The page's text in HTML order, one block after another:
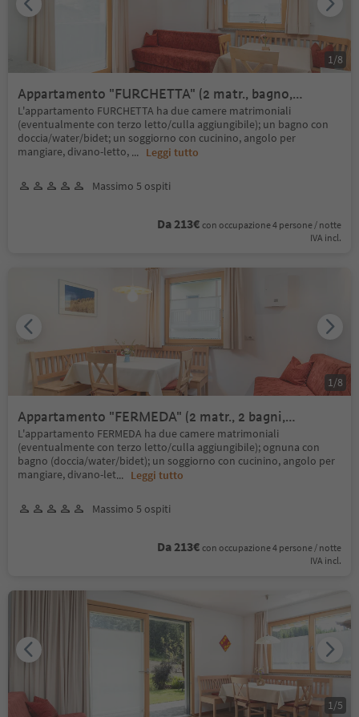
Appartamento "FURCHETTA" (2 matr., bagno,
soggiorno, balcone)
L'appartamento FURCHETTA ha due camere matrimoniali
(eventualmente con terzo letto/culla aggiungibile); un bagno con
doccia/water/bidet; un soggiorno con cucinino, angolo per
mangiare, divano-letto, ... Leggi tutto
Massimo 5 ospiti
Da 213€ con occupazione 4 persone / notte
IVA incl.
1 /8
Appartamento "FERMEDA" (2 matr., 2 bagni,
soggiorno, terrazzino)
L'appartamento FERMEDA ha due camere matrimoniali
(eventualmente con terzo letto/culla aggiungibile); ognuna con
bagno (doccia/water/bidet); un soggiorno con cucinino, angolo per
mangiare, divano-let... Leggi tutto
Massimo 5 ospiti
Da 213€ con occupazione 4 persone / notte
IVA incl.
1 /8
1 /5